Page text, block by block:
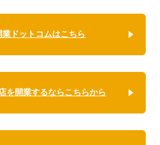
業ドットコムはこちら
を開業するならこちらから